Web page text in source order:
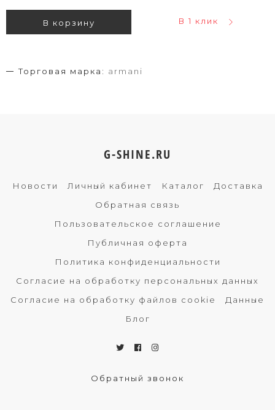
В корзину В 1 клик
Торговая марка: armani
G-SHINE.RU
Новости Личный кабинет Каталог
Доставка
Обратная связь
Пользовательское соглашение
Публичная оферта
Политика конфиденциальности
Согласие на обработку персональных данных
Согласие на обработку файлов cookie
Данные
Блог
Обратный звонок